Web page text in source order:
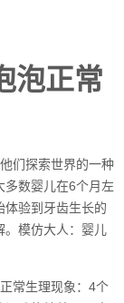
泡正常
们探索世界的一种
多数婴儿在6个月左
体验到牙齿生长的
。模仿大人：婴儿
常生理现象：4个